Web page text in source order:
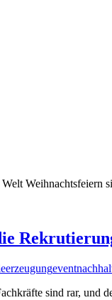
event
sind rar,